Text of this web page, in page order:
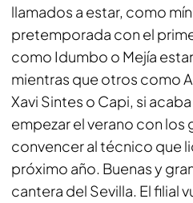
llamados a estar, como
pretemporada con el
como Idumbo o Mejía
mientras que otros como
Xavi Sintes o Capi, si
empezar el verano con los
convencer al técnico que
próximo año. Buenas y
cantera del Sevilla. El filial